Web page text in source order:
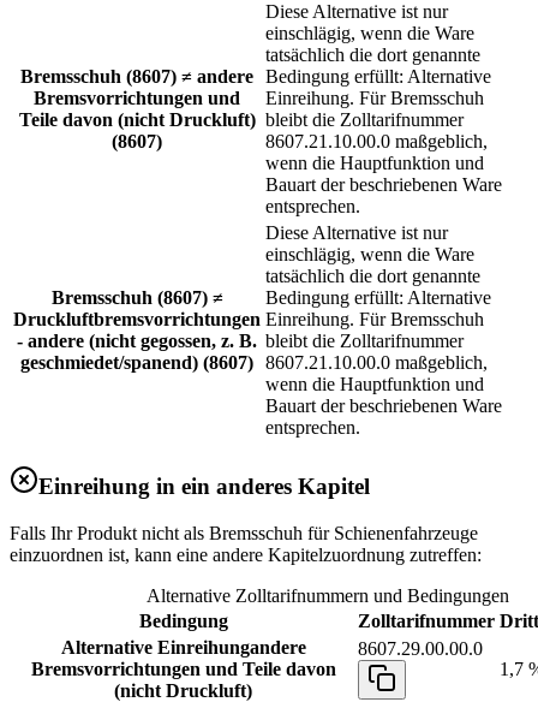
Bremsschuh (8607) ≠ andere
Bremsvorrichtungen und
Teile davon (nicht Druckluft)
(8607)
Diese Alternative ist nur
einschlägig, wenn die Ware
tatsächlich die dort genannte
Bedingung erfüllt: Alternative
Einreihung. Für Bremsschuh
bleibt die Zolltarifnummer
8607.21.10.00.0 maßgeblich,
wenn die Hauptfunktion und
Bauart der beschriebenen Ware
entsprechen.
Bremsschuh (8607) ≠
Druckluftbremsvorrichtungen
- andere (nicht gegossen, z. B.
geschmiedet/spanend) (8607)
Diese Alternative ist nur
einschlägig, wenn die Ware
tatsächlich die dort genannte
Bedingung erfüllt: Alternative
Einreihung. Für Bremsschuh
bleibt die Zolltarifnummer
8607.21.10.00.0 maßgeblich,
wenn die Hauptfunktion und
Bauart der beschriebenen Ware
entsprechen.
Einreihung in ein anderes Kapitel
Falls Ihr Produkt nicht als Bremsschuh für Schienenfahrzeuge
einzuordnen ist, kann eine andere Kapitelzuordnung zutreffen:
Alternative Zolltarifnummern und Bedingungen
Bedingung
Zolltarifnummer
Alternative Einreihungandere
Bremsvorrichtungen und Teile davon
(nicht Druckluft)
8607.29.00.00.0
1,7